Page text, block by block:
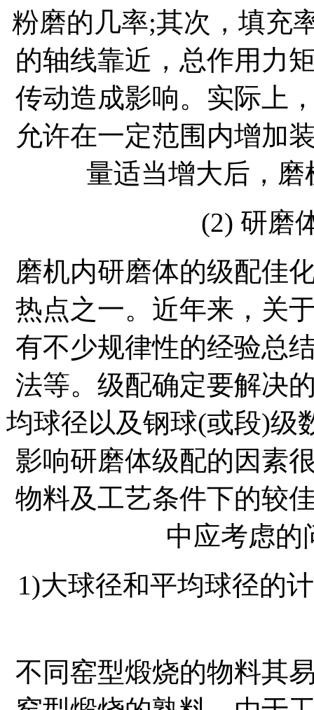
粉磨的几率;其次，填充
的轴线靠近，总作用力
传动造成影响。实际上
允许在一定范围内增加
量适当增大后，磨
(2) 研磨
磨机内研磨体的级配佳
热点之一。近年来，关
有不少规律性的经验总
法等。级配确定要解决
均球径以及钢球(或段)级
影响研磨体级配的因素
物料及工艺条件下的较
中应考虑的
1)大球径和平均球径的
不同窑型煅烧的物料其